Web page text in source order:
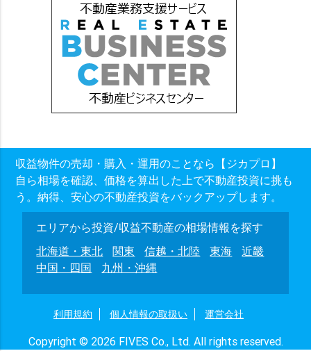
収益物件の売却・購入・運用のことなら【ジカプロ】
自ら相場を確認、価格を算出した上で不動産投資に挑も
う。納得、安心の不動産投資をバックアップします。
エリアから投資/収益不動産の相場情報を探す
北海道・東北
関東 信越・北陸 東海
近畿
中国・四国
九州・沖縄
利用規約 個人情報の取扱い 運営会社
Copyright © 2026 FIVES Co., Ltd. All rights reserved.